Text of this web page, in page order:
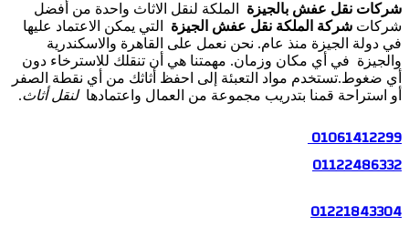
شركات نقل عفش بالجيزة
الملكة لنقل الاثاث واحدة من أفضل
شركات شركة الملكة نقل عفش الجيزة
التي يمكن الاعتماد عليها
في دولة الجيزة منذ عام. نحن نعمل على القاهرة والاسكندرية
والجيزة في أي مكان وزمان. مهمتنا هي أن تنقلك للاسترخاء دون
أي ضغوط.تستخدم مواد التعبئة إلى احفظ أثاثك من أي نقطة الصفر
أو استراحة قمنا بتدريب مجموعة من العمال واعتمادهالنقل أثاث.
01061412299
01122486332
01221843304